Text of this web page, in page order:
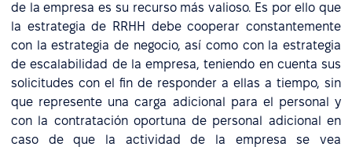
de la empresa es su recurso más valioso. Es por ello que
la estrategia de RRHH debe cooperar constantemente
con la estrategia de negocio, así como con la estrategia
de escalabilidad de la empresa, teniendo en cuenta sus
solicitudes con el fin de responder a ellas a tiempo, sin
que represente una carga adicional para el personal y
con la contratación oportuna de personal adicional en
caso de que la actividad de la empresa se vea